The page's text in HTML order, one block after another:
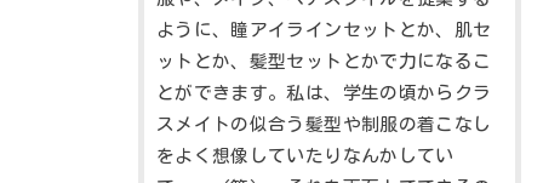
ように、瞳アイラインセットとか、肌セ
ットとか、髪型セットとかで力になるこ
とができます。私は、学生の頃からクラ
スメイトの似合う髪型や制服の着こなし
をよく想像していたりなんかしてい